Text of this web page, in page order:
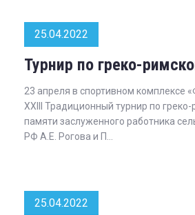
25.04.2022
Турнир по греко-
23 апреля в спортивном комплексе
XXIII Традиционный турнир по
памяти заслуженного работника
РФ А.Е. Рогова и П...
25.04.2022